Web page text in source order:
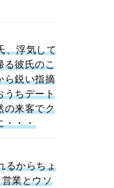
、浮気して
る彼氏のこ
ら鋭い指摘
うちデート
の来客でク
・・・
るからちょ
業とウソ